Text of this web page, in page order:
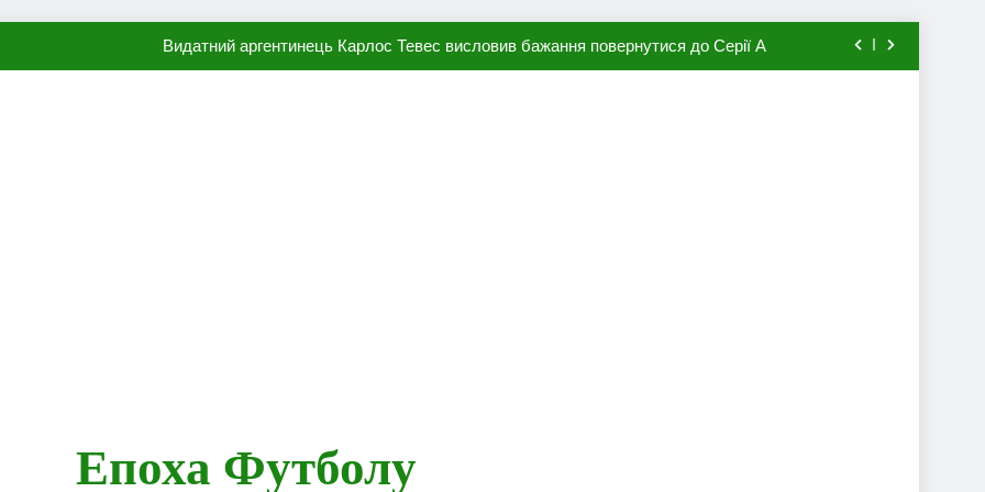
Видатний аргентинець Карлос Тевес висловив бажання повернутися до Серії А
Епоха Футболу